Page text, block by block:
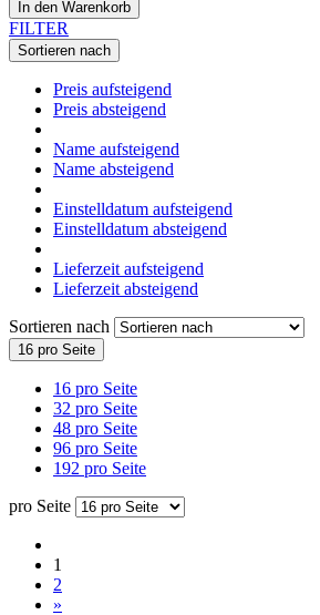
In den Warenkorb
FILTER
Sortieren nach
Preis aufsteigend
Preis absteigend
Name aufsteigend
Name absteigend
Einstelldatum aufsteigend
Einstelldatum absteigend
Lieferzeit aufsteigend
Lieferzeit absteigend
Sortieren nach
16 pro Seite
16 pro Seite
32 pro Seite
48 pro Seite
96 pro Seite
192 pro Seite
pro Seite
1
2
»